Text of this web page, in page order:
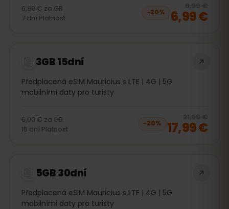
6,99 € za GB
7 dní Platnost
−20%
8,99 €
6,99 €
3GB 15dní
Předplacená eSIM Mauricius s LTE | 4G | 5G
mobilními daty pro turisty
6,00 € za GB
15 dní Platnost
−20%
21,99 €
17,99 €
5GB 30dní
Předplacená eSIM Mauricius s LTE | 4G | 5G
mobilními daty pro turisty